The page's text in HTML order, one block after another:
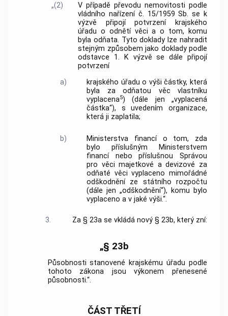
„(2)
V případě převodu nemovitosti podle
vládního nařízení č. 15/1959 Sb. se k
výzvě připojí potvrzení krajského
úřadu o odnětí věci a o tom, komu
byla odňata. Tyto doklady lze nahradit
stejným způsobem jako doklady podle
odstavce 1. K výzvě se dále připojí
potvrzení
a)
krajského úřadu o výši částky, která
byla za odňatou věc vlastníku
vyplacena5) (dále jen „vyplacená
částka“), s uvedením organizace,
která ji zaplatila;
b)
Ministerstva financí o tom, zda
bylo příslušným Ministerstvem
financí nebo příslušnou Správou
pro věci majetkové a devizové za
odňaté věci vyplaceno mimořádné
odškodnění ze státního rozpočtu
(dále jen „odškodnění“), komu bylo
vyplaceno a v jaké výši.“.
3. Za § 23a se vkládá nový § 23b, který zní:
„§ 23b
Působnosti stanovené krajskému úřadu podle
tohoto zákona jsou výkonem přenesené
působnosti.“.
ČÁST TŘETÍ